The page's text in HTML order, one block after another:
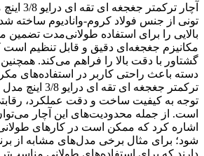
تونی از جنس فولاد کروم-وانادیوم ساخته
بالایی را برای استفاده طولانی‌مدت تضمین
مکانیزم جغجغه‌ای دقیق و قابل تنظیم است
گشتاور با دقت بالا را فراهم می‌کند.
دسته باعث راحتی کاربر در استفاده‌های
توجه به کیفیت ساخت و دقت عملکرد،
است. از جمله محدودیت‌های این آچار
اشاره کرد که ممکن است در کارهای
شود؛ برای مثال برخی مدل‌های مشابه از
دارند که برای استفاده‌های طولانی